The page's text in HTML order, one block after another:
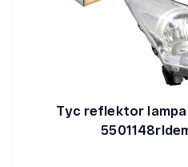
Tyc reflektor